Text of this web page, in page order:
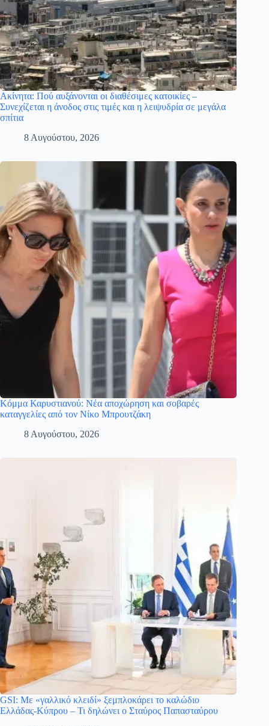
Ακίνητα: Πού αυξάνονται οι διαθέσιμες κατοικίες –
Συνεχίζεται η άνοδος στις τιμές και η λειψυδρία σε μεγάλα
σπίτια
8 Αυγούστου, 2026
Κόμμα Καρυστιανού: Νέα αποχώρηση και σοβαρές
καταγγελίες από τον Νίκο Μπρουτζάκη
8 Αυγούστου, 2026
GSI: Με «γαλλικό κλειδί» ξεμπλοκάρει το καλώδιο
Ελλάδας-Κύπρου – Τι δηλώνει ο Σταύρος Παπασταύρου